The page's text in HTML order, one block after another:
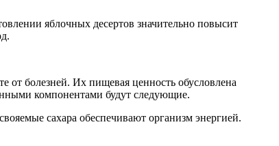
яблочных десертов значительно повысит
болезней. Их пищевая ценность обусловлена
компонентами будут следующие.
сахара обеспечивают организм энергией.